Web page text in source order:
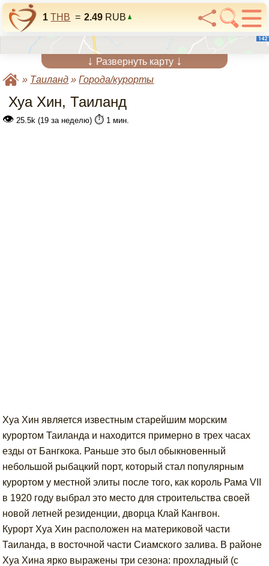
1 THB = 2.49 RUB
↓ Развернуть карту ↓
» Таиланд »Города/курорты
Хуа Хин, Таиланд
👁 25.5k (19 за неделю) ⏱️ 1 мин.
Хуа Хин является известным старейшим морским
курортом Таиланда и находится примерно в трех часах
езды от Бангкока. Раньше это был обыкновенный
небольшой рыбацкий порт, который стал популярным
курортом у местной элиты после того, как король Рама VII
в 1920 году выбрал это место для строительства своей
новой летней резиденции, дворца Клай Кангвон.
Курорт Хуа Хин расположен на материковой части
Таиланда, в восточной части Сиамского залива. В районе
Хуа Хина ярко выражены три сезона: прохладный (с